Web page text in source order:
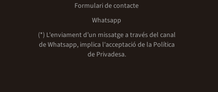
Formulari de contacte
Whatsapp
(*) L'enviament d’un missatge a través del canal
de Whatsapp, implica l'acceptació de la Política
de Privadesa.